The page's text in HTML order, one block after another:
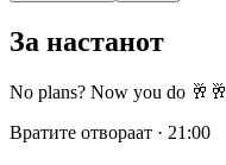
За настанот
No plans? Now you do 🥂🥂
Вратите отвораат · 21:00